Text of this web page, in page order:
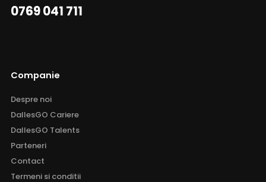
0769 041 711
Companie
Despre noi
DallesGO Cariere
DallesGO Talents
Parteneri
Contact
Termeni si conditii